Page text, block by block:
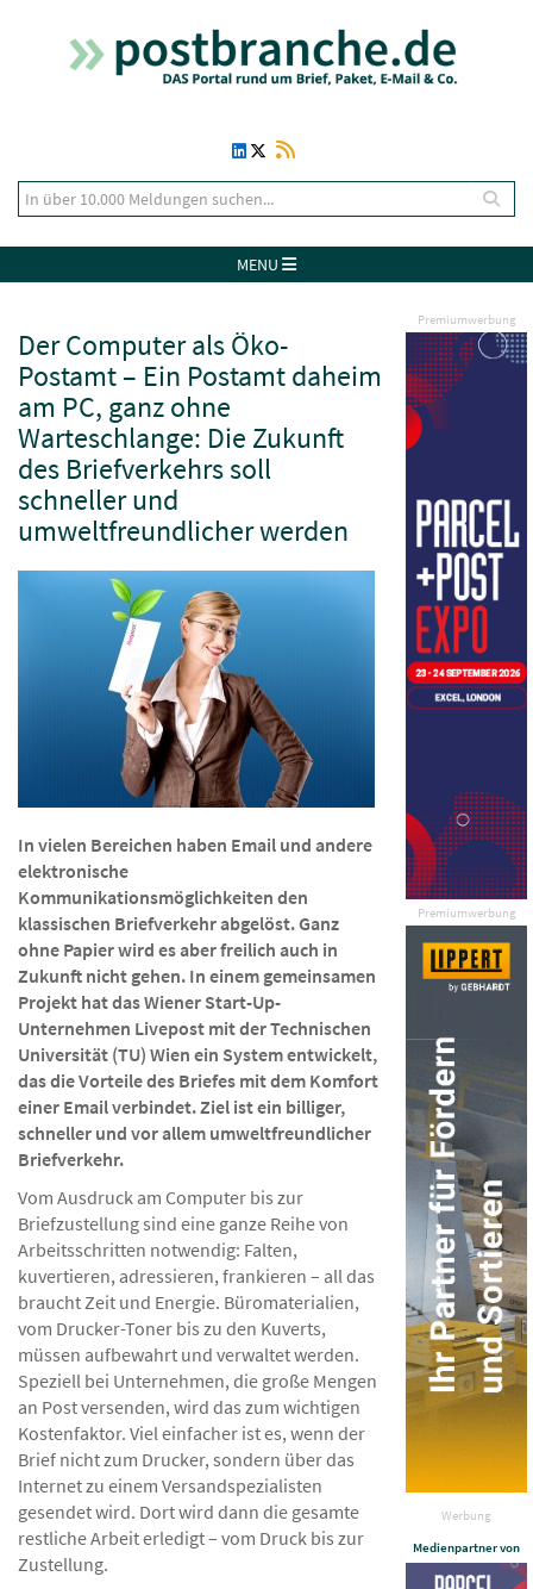
MENU
Premiumwerbung
Premiumwerbung
Werbung
Medienpartner von
Der Computer als Öko-
Postamt – Ein Postamt daheim
am PC, ganz ohne
Warteschlange: Die Zukunft
des Briefverkehrs soll
schneller und
umweltfreundlicher werden
In vielen Bereichen haben Email und andere
elektronische
Kommunikationsmöglichkeiten den
klassischen Briefverkehr abgelöst. Ganz
ohne Papier wird es aber freilich auch in
Zukunft nicht gehen. In einem gemeinsamen
Projekt hat das Wiener Start-Up-
Unternehmen Livepost mit der Technischen
Universität (TU) Wien ein System entwickelt,
das die Vorteile des Briefes mit dem Komfort
einer Email verbindet. Ziel ist ein billiger,
schneller und vor allem umweltfreundlicher
Briefverkehr.
Vom Ausdruck am Computer bis zur
Briefzustellung sind eine ganze Reihe von
Arbeitsschritten notwendig: Falten,
kuvertieren, adressieren, frankieren – all das
braucht Zeit und Energie. Büromaterialien,
vom Drucker-Toner bis zu den Kuverts,
müssen aufbewahrt und verwaltet werden.
Speziell bei Unternehmen, die große Mengen
an Post versenden, wird das zum wichtigen
Kostenfaktor. Viel einfacher ist es, wenn der
Brief nicht zum Drucker, sondern über das
Internet zu einem Versandspezialisten
gesendet wird. Dort wird dann die gesamte
restliche Arbeit erledigt – vom Druck bis zur
Zustellung.